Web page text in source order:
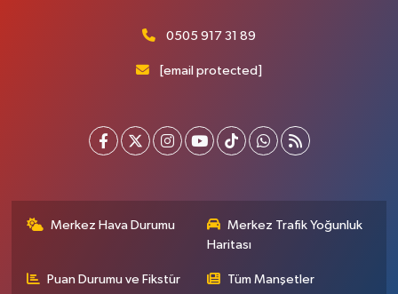
0505 917 31 89
[email protected]
Merkez Hava Durumu
Merkez Trafik Yoğunluk
Haritası
Puan Durumu ve Fikstür Tüm Manşetler